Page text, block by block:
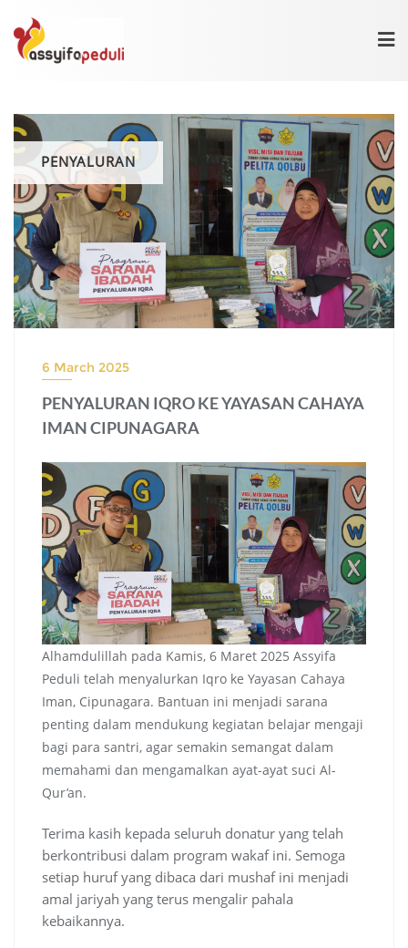
content
PENYALURAN
6 March 2025
PENYALURAN IQRO KE YAYASAN CAHAYA
IMAN CIPUNAGARA
Alhamdulillah pada Kamis, 6 Maret 2025 Assyifa
Peduli telah menyalurkan Iqro ke Yayasan Cahaya
Iman, Cipunagara. Bantuan ini menjadi sarana
penting dalam mendukung kegiatan belajar mengaji
bagi para santri, agar semakin semangat dalam
memahami dan mengamalkan ayat-ayat suci Al-
Qur’an.
Terima kasih kepada seluruh donatur yang telah
berkontribusi dalam program wakaf ini. Semoga
setiap huruf yang dibaca dari mushaf ini menjadi
amal jariyah yang terus mengalir pahala
kebaikannya.